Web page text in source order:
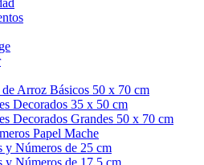
de Arroz Básicos 50 x 70 cm
Decorados 35 x 50 cm
Decorados Grandes 50 x 70 cm
Papel Mache
y Números de 25 cm
y Números de 17,5 cm